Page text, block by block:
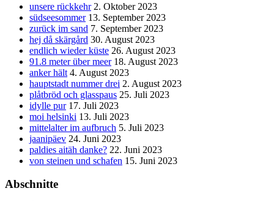
unsere rückkehr 2. Oktober 2023
südseesommer 13. September 2023
zurück im sand 7. September 2023
hej då skärgård 30. August 2023
endlich wieder küste 26. August 2023
91.8 meter über meer 18. August 2023
anker hält 4. August 2023
hauptstadt nummer drei 2. August 2023
plåtbröd och glasspaus 25. Juli 2023
idylle pur 17. Juli 2023
moi helsinki 13. Juli 2023
mittelalter im aufbruch 5. Juli 2023
jaanipäev 24. Juni 2023
paldies aitäh danke? 22. Juni 2023
von steinen und schafen 15. Juni 2023
Abschnitte